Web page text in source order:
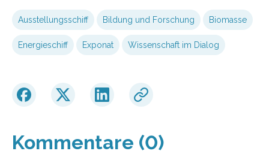
Ausstellungsschiff Bildung und Forschung Biomasse
Energieschiff Exponat Wissenschaft im Dialog
Kommentare (0)